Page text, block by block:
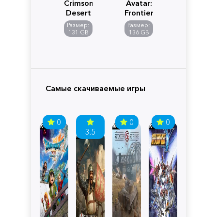
Crimson
Desert
Размер:
131 GB
Avatar:
Frontiers
of
Pandora
Размер:
136 GB
Самые скачиваемые игры
0
3.5
0 0